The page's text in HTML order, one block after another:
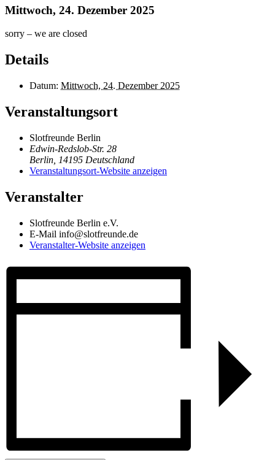
Mittwoch, 24. Dezember 2025
sorry – we are closed
Details
Datum: Mittwoch, 24. Dezember 2025
Veranstaltungsort
Slotfreunde Berlin
Edwin-Redslob-Str. 28
Berlin 14195 Deutschland
Veranstaltungsort-Website anzeigen
Veranstalter
Slotfreunde Berlin e.V.
E-Mail info@slotfreunde.de
Veranstalter-Website anzeigen